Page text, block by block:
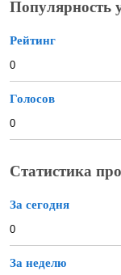
Популярность
Рейтинг
0
Голосов
0
Статистика
За сегодня
0
За неделю